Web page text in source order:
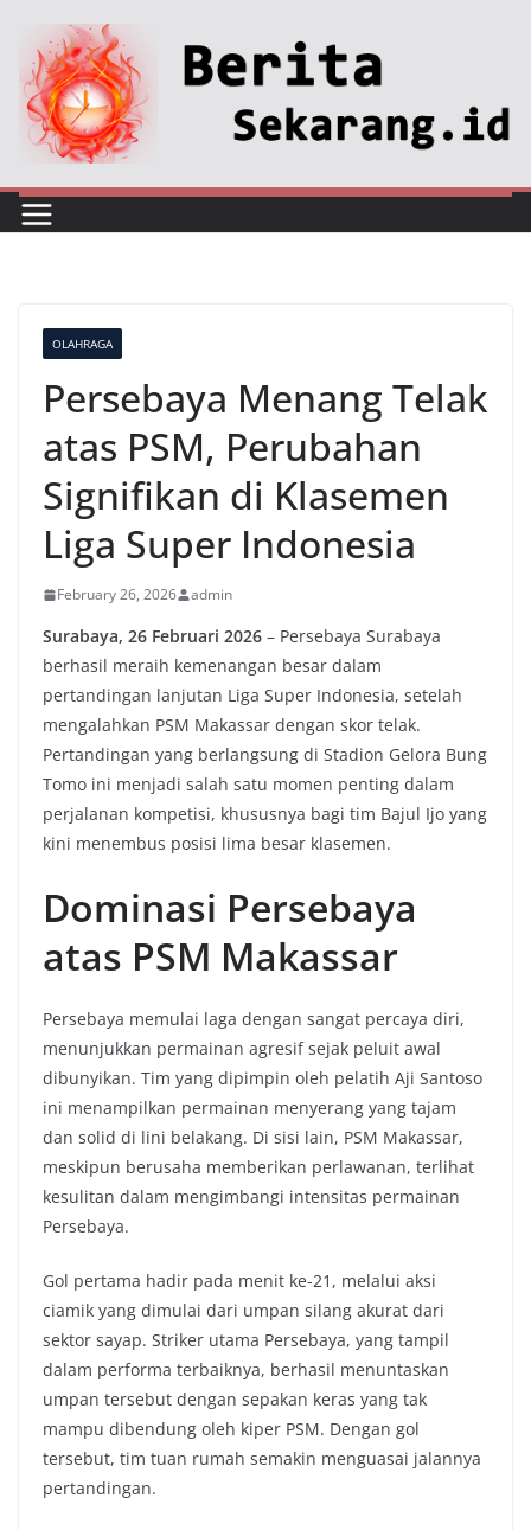
content
OLAHRAGA
Persebaya Menang Telak
atas PSM, Perubahan
Signifikan di Klasemen
Liga Super Indonesia
February 26, 2026 admin
Surabaya, 26 Februari 2026 – Persebaya Surabaya
berhasil meraih kemenangan besar dalam
pertandingan lanjutan Liga Super Indonesia, setelah
mengalahkan PSM Makassar dengan skor telak.
Pertandingan yang berlangsung di Stadion Gelora Bung
Tomo ini menjadi salah satu momen penting dalam
perjalanan kompetisi, khususnya bagi tim Bajul Ijo yang
kini menembus posisi lima besar klasemen.
Dominasi Persebaya
atas PSM Makassar
Persebaya memulai laga dengan sangat percaya diri,
menunjukkan permainan agresif sejak peluit awal
dibunyikan. Tim yang dipimpin oleh pelatih Aji Santoso
ini menampilkan permainan menyerang yang tajam
dan solid di lini belakang. Di sisi lain, PSM Makassar,
meskipun berusaha memberikan perlawanan, terlihat
kesulitan dalam mengimbangi intensitas permainan
Persebaya.
Gol pertama hadir pada menit ke-21, melalui aksi
ciamik yang dimulai dari umpan silang akurat dari
sektor sayap. Striker utama Persebaya, yang tampil
dalam performa terbaiknya, berhasil menuntaskan
umpan tersebut dengan sepakan keras yang tak
mampu dibendung oleh kiper PSM. Dengan gol
tersebut, tim tuan rumah semakin menguasai jalannya
pertandingan.